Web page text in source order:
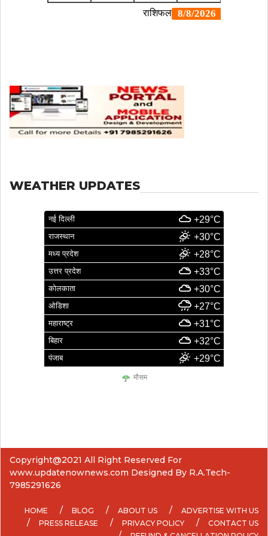
WEATHER UPDATES
नई दिल्ली +29°C
राजस्थान +30°C
मध्य प्रदेश +28°C
उत्तर प्रदेश +33°C
कोलकाता +30°C
ओडिशा +27°C
महाराष्ट्र +31°C
बिहार +32°C
पंजाब +29°C
मौसम
Copyright@2021 All Right Reserved For
www.updatenownews.com Designed By R.A.Tech-
7985291626
HOME BLOG ABOUT US
ADVERTISE WITH US
PRESS RELEASE
PRIVACY POLICY
CONTACT US